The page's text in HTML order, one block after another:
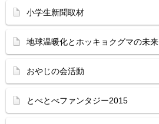
小学生新聞取材
地球温暖化とホッキョクグマの未来
おやじの会活動
とべとべファンタジー2015